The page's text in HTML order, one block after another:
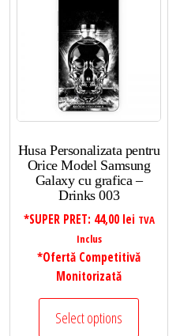
Husa Personalizata pentru
Orice Model Samsung
Galaxy cu grafica –
Drinks 003
*SUPER PRET: 44,00 lei TVA
Inclus
*Ofertă Competitivă
Monitorizată
Select options